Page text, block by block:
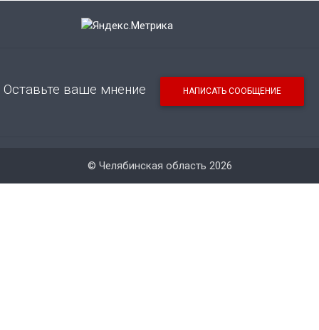
Оставьте ваше мнение НАПИСАТЬ СООБЩЕНИЕ
© Челябинская область 2026